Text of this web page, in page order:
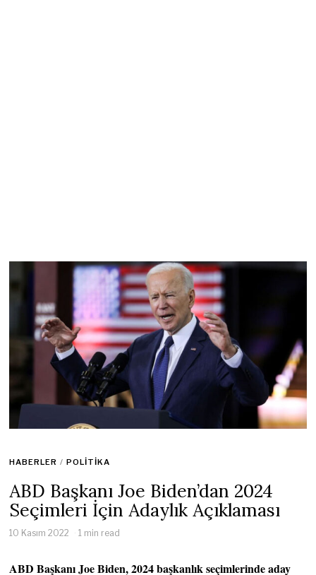
HABERLER / POLITIKA
ABD Başkanı Joe Biden’dan 2024
Seçimleri İçin Adaylık Açıklaması
10 Kasım 2022 1 min read
ABD Başkanı Joe Biden, 2024 başkanlık seçimlerinde aday